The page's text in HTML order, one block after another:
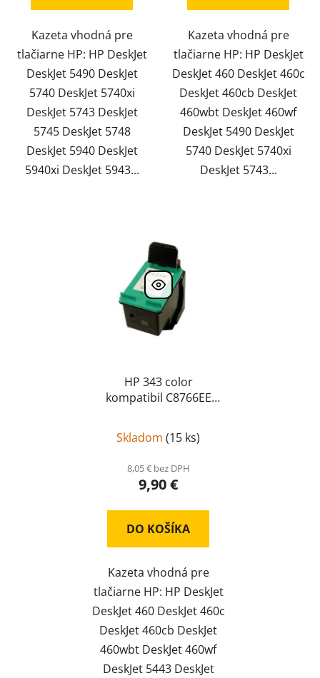
Kazeta vhodná pre
tlačiarne HP: HP DeskJet
DeskJet 5490 DeskJet
5740 DeskJet 5740xi
DeskJet 5743 DeskJet
5745 DeskJet 5748
DeskJet 5940 DeskJet
5940xi DeskJet 5943...
Kazeta vhodná pre
tlačiarne HP: HP DeskJet
DeskJet 460 DeskJet 460c
DeskJet 460cb DeskJet
460wbt DeskJet 460wf
DeskJet 5490 DeskJet
5740 DeskJet 5740xi
DeskJet 5743...
HP 343 color
kompatibil C8766EE
Skladom (15 ks)
8,05 € bez DPH
9,90 €
DO KOŠÍKA
Kazeta vhodná pre
tlačiarne HP: HP DeskJet
DeskJet 460 DeskJet 460c
DeskJet 460cb DeskJet
460wbt DeskJet 460wf
DeskJet 5443 DeskJet